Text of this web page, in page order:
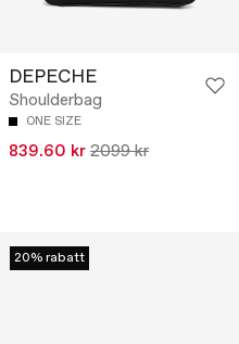
DEPECHE
Shoulderbag
ONE SIZE
839.60 kr 2099 kr
20% rabatt